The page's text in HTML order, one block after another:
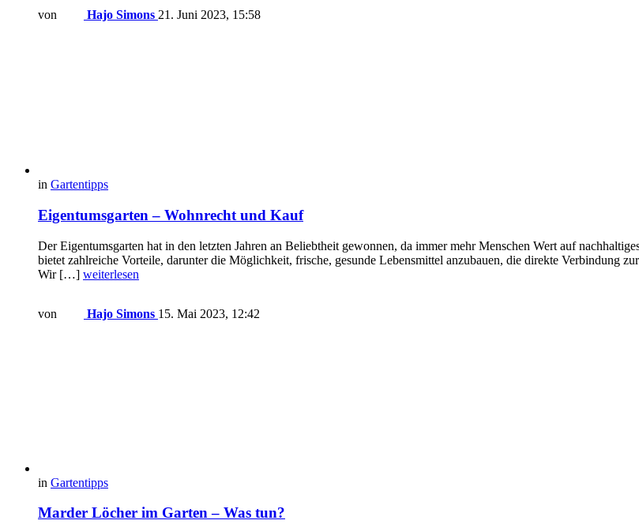
von Hajo Simons 21. Juni 2023, 15:58
in Gartentipps
Eigentumsgarten – Wohnrecht und Kauf
Der Eigentumsgarten hat in den letzten Jahren an Beliebtheit gewonnen, da immer mehr Menschen Wert auf
bietet zahlreiche Vorteile, darunter die Möglichkeit, frische, gesunde Lebensmittel anzubauen, die direkte Verbindung
Wir […] weiterlesen
von Hajo Simons 15. Mai 2023, 12:42
in Gartentipps
Marder Löcher im Garten – Was tun?